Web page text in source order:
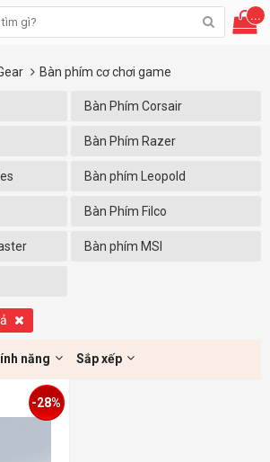
...
Bàn phím cơ chơi game
Bàn Phím Corsair
Bàn Phím Razer
Bàn phím Leopold
Bàn Phím Filco
Bàn phím MSI
năng Sắp xếp
-28%